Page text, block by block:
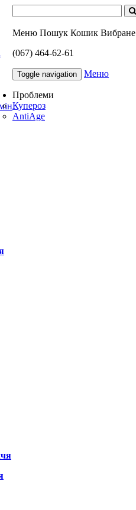
Меню Пошук Кошик Вибране
(067) 464-62-61
Toggle navigation Меню
Проблеми
Купероз
AntiAge